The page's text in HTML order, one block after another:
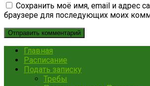
Сохранить моё имя, email и адрес
браузере для последующих моих
Главная
Расписание
Подать записку
Требы